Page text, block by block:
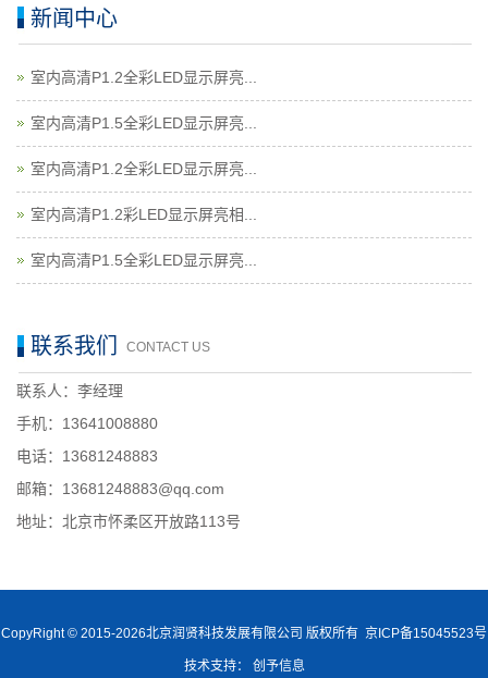
新闻中心
室内高清P1.2全彩LED显示屏亮...
室内高清P1.5全彩LED显示屏亮...
室内高清P1.2全彩LED显示屏亮...
室内高清P1.2彩LED显示屏亮相...
室内高清P1.5全彩LED显示屏亮...
联系我们 CONTACT US
联系人：李经理
手机：13641008880
电话：13681248883
邮箱：13681248883@qq.com
地址：北京市怀柔区开放路113号
CopyRight © 2015-2026北京润贤科技发展有限公司 版权所有 京ICP备15045523号
技术支持： 创予信息